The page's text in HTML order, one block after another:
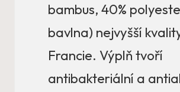
bambus, 40%
bavlna) nejvyšší
Francie. Výplň tvoří
antibakteriální a